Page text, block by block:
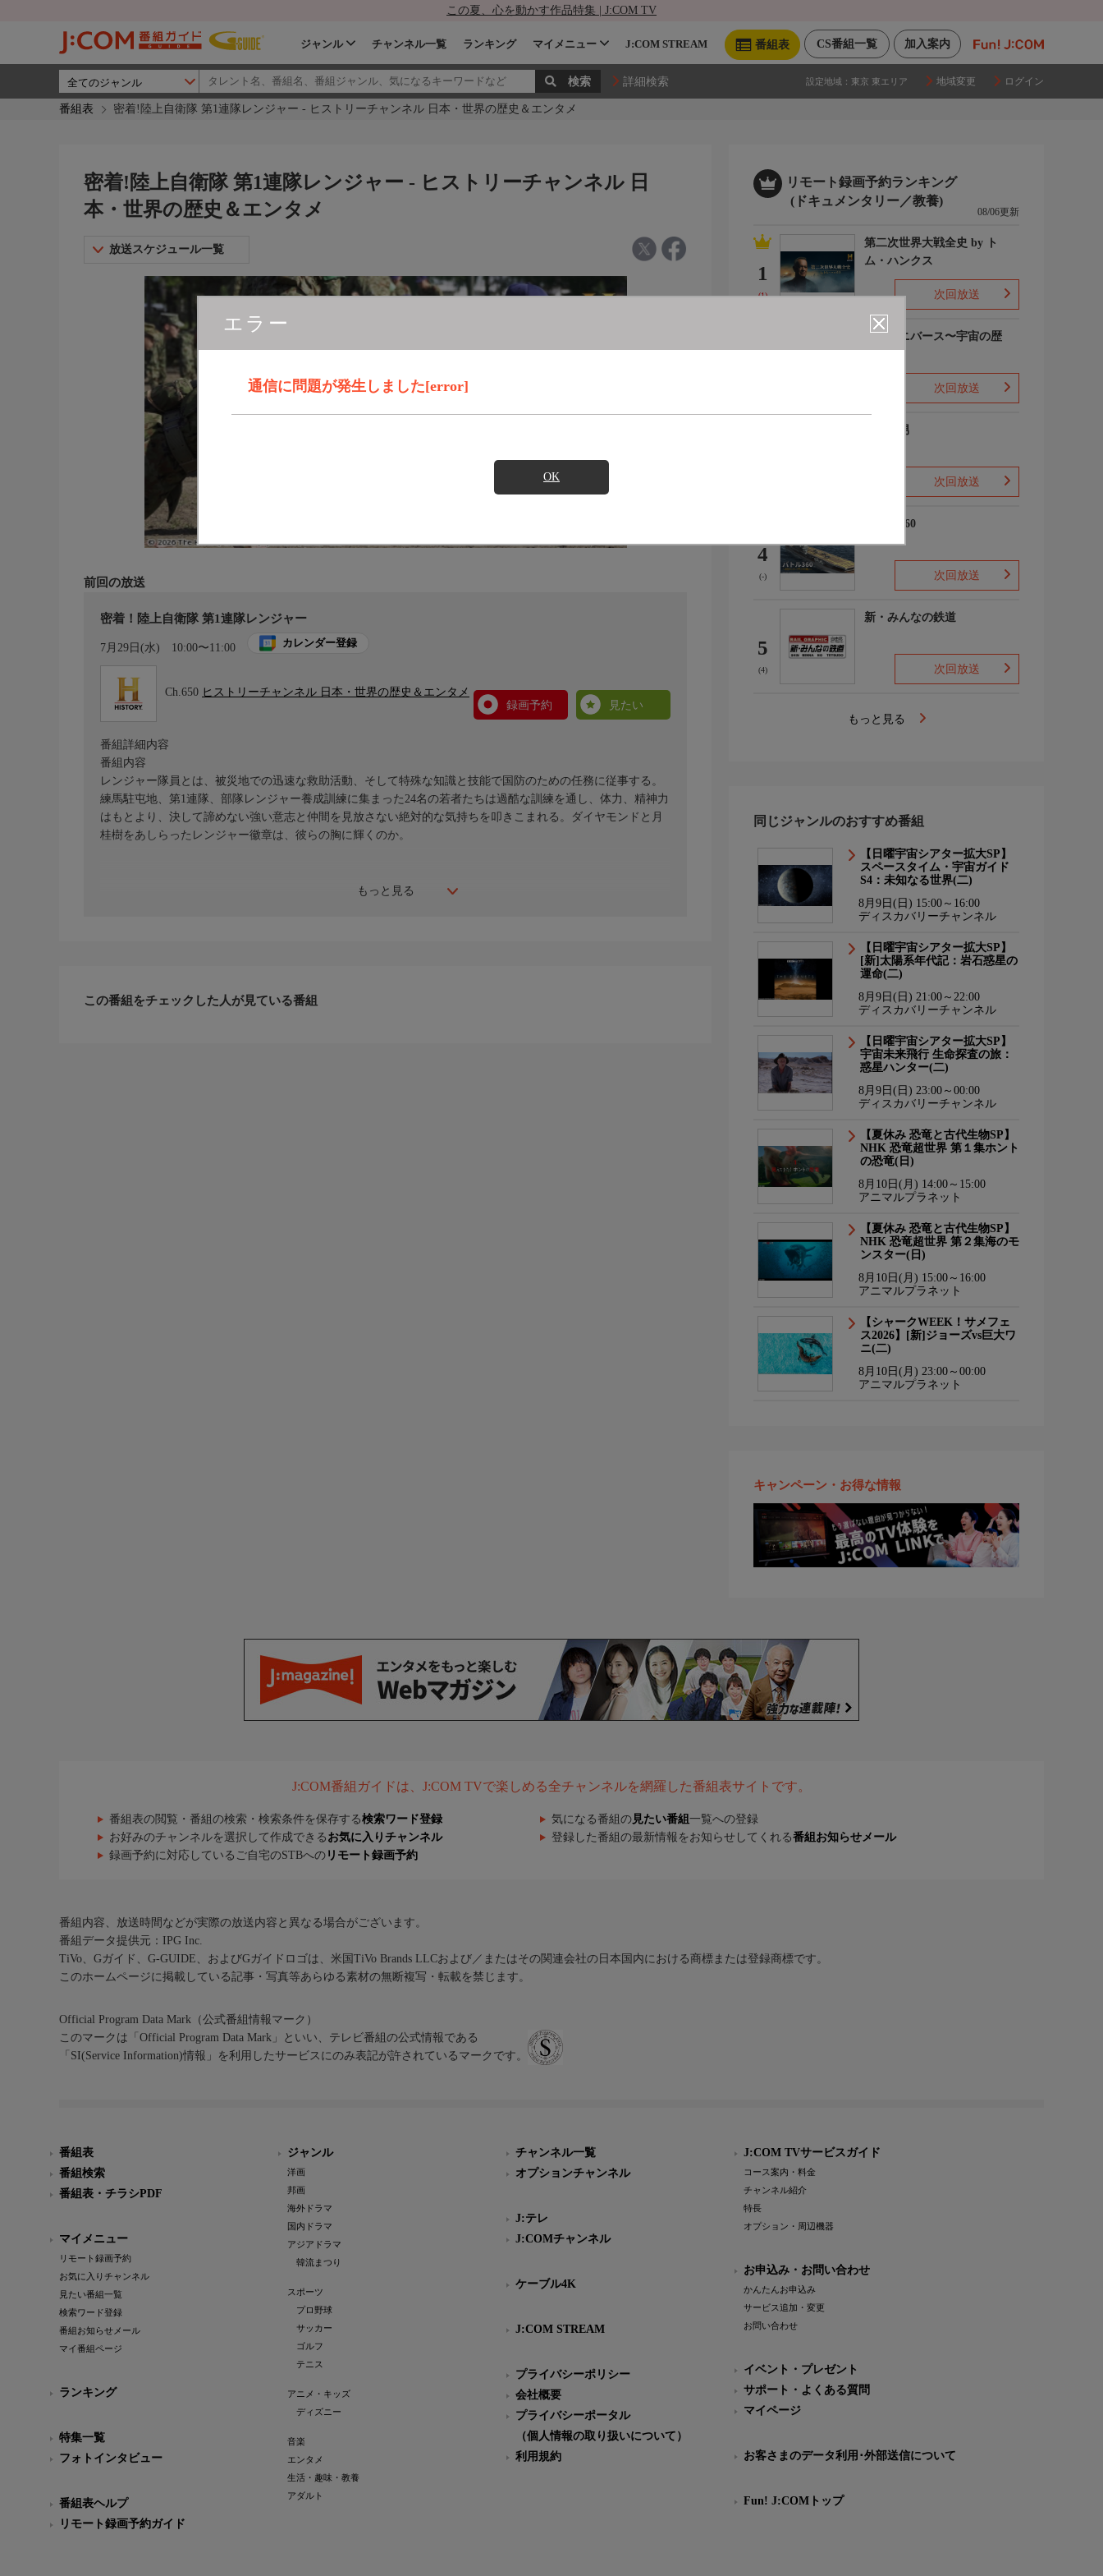
この夏、心を動かす作品特集 | J:COM TV
加入案内
CS番組一覧
番組表
ジャンル チャンネル一覧 ランキング マイメニュー J:COM STREAM
詳細検索 設定地域： 東京 東エリア 地域変更 ログイン
番組表 密着!陸上自衛隊 第1連隊レンジャー - ヒストリーチャンネル 日本・世界の歴史＆エンタメ
エラー
通信に問題が発生しました[error]
OK
密着!陸上自衛隊 第1連隊レンジャー - ヒストリーチャンネル 日
本・世界の歴史＆エンタメ
放送スケジュール一覧
前回の放送
密着！陸上自衛隊 第1連隊レンジャー
7月29日(水) 10:00〜11:00 カレンダー登録
Ch.650 ヒストリーチャンネル 日本・世界の歴史＆エンタメ
録画予約
見たい
もっと見る
番組詳細内容
番組内容
レンジャー隊員とは、被災地での迅速な救助活動、そして特殊な知識と技能で国防のための任務に従事する。
練馬駐屯地、第1連隊、部隊レンジャー養成訓練に集まった24名の若者たちは過酷な訓練を通し、体力、精神力
はもとより、決して諦めない強い意志と仲間を見放さない絶対的な気持ちを叩きこまれる。ダイヤモンドと月
桂樹をあしらったレンジャー徽章は、彼らの胸に輝くのか。
この番組をチェックした人が見ている番組
リモート録画予約ランキング
(ドキュメンタリー／教養)
08/06更新
1
(1)
第二次世界大戦全史 by ト
ム・ハンクス
次回放送
ザ・ユニバース〜宇宙の歴
次回放送
ザ・森男
次回放送
4
(-)
バトル360
次回放送
5
(4)
新・みんなの鉄道
次回放送
もっと見る
同じジャンルのおすすめ番組
【日曜宇宙シアター拡大SP】
スペースタイム・宇宙ガイド
S4：未知なる世界(二)
8月9日(日) 15:00～16:00
ディスカバリーチャンネル
【日曜宇宙シアター拡大SP】
[新]太陽系年代記：岩石惑星の
運命(二)
8月9日(日) 21:00～22:00
ディスカバリーチャンネル
【日曜宇宙シアター拡大SP】
宇宙未来飛行 生命探査の旅：
惑星ハンター(二)
8月9日(日) 23:00～00:00
ディスカバリーチャンネル
【夏休み 恐竜と古代生物SP】
NHK 恐竜超世界 第１集ホント
の恐竜(日)
8月10日(月) 14:00～15:00
アニマルプラネット
【夏休み 恐竜と古代生物SP】
NHK 恐竜超世界 第２集海のモ
ンスター(日)
8月10日(月) 15:00～16:00
アニマルプラネット
【シャークWEEK！サメフェ
ス2026】[新]ジョーズvs巨大ワ
ニ(二)
8月10日(月) 23:00～00:00
アニマルプラネット
キャンペーン・お得な情報
J:COM番組ガイドは、J:COM TVで楽しめる全チャンネルを網羅した番組表サイトです。
番組表の閲覧・番組の検索・検索条件を保存する検索ワード登録 気になる番組の 見たい番組 一覧への登録
お好みのチャンネルを選択して作成できる お気に入りチャンネル 登録した番組の最新情報をお知らせしてくれる番組お知らせメール
録画予約に対応しているご自宅のSTBへの リモート録画予約
番組内容、放送時間などが実際の放送内容と異なる場合がございます。
番組データ提供元：IPG Inc.
TiVo、Gガイド、G-GUIDE、およびGガイドロゴは、米国TiVo Brands LLCおよび／またはその関連会社の日本国内における商標または登録商標です。
このホームページに掲載している記事・写真等あらゆる素材の無断複写・転載を禁じます。
Official Program Data Mark（公式番組情報マーク）
このマークは「Official Program Data Mark」といい、テレビ番組の公式情報である
「SI(Service Information)情報」を利用したサービスにのみ表記が許されているマークです。
番組表
番組検索
番組表・チラシPDF
マイメニュー
リモート録画予約
お気に入りチャンネル
見たい番組一覧
検索ワード登録
番組お知らせメール
マイ番組ページ
ランキング
特集一覧
フォトインタビュー
番組表ヘルプ
リモート録画予約ガイド
ジャンル
洋画
邦画
海外ドラマ
国内ドラマ
アジアドラマ
韓流まつり
スポーツ
プロ野球
サッカー
ゴルフ
テニス
アニメ・キッズ
ディズニー
音楽
エンタメ
生活・趣味・教養
アダルト
チャンネル一覧
オプションチャンネル
J:テレ
J:COMチャンネル
ケーブル4K
J:COM STREAM
プライバシーポリシー
会社概要
プライバシーポータル
（個人情報の取り扱いについて）
利用規約
J:COM TVサービスガイド
コース案内・料金
チャンネル紹介
特長
オプション・周辺機器
お申込み・お問い合わせ
かんたんお申込み
サービス追加・変更
お問い合わせ
イベント・プレゼント
サポート・よくある質問
マイページ
お客さまのデータ利用･外部送信について
Fun! J:COMトップ